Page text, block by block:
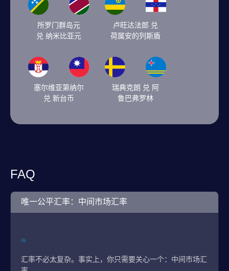
所罗门群岛元
兑 纳米比亚元
卢旺达法郎 兑
荷属安的列斯盾
塞尔维亚第纳尔
兑 新台币
瑞典克朗 兑 阿
鲁巴弗罗林
FAQ
唯一公平汇率：中间市场汇率
汇率不必太复杂。事实上，你只需要关心一个：中间市场汇